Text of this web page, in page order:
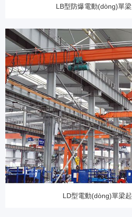
LB型防爆電動(dòng)單
LD型電動(dòng)單梁